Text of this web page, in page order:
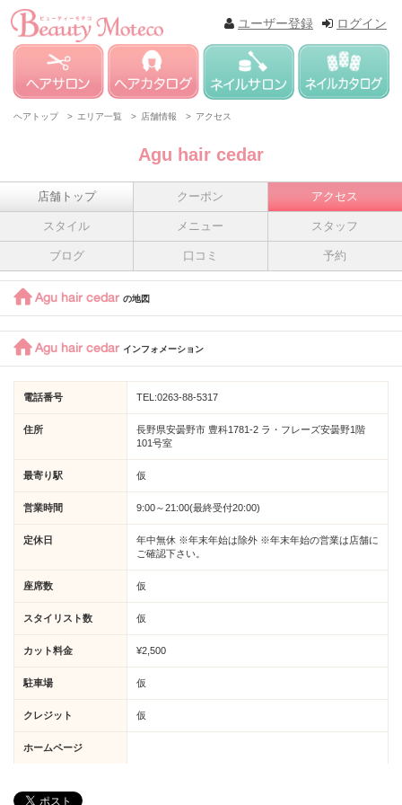
ログイン
ユーザー登録
ヘアトップ > エリア一覧 > 店舗情報 > アクセス
Agu hair cedar
店舗トップ クーポン アクセス
スタイル メニュー スタッフ
ブログ 口コミ 予約
Agu hair cedar の地図
Agu hair cedar インフォメーション
電話番号 TEL:0263-88-5317
住所
長野県安曇野市 豊科1781-2 ラ・フレーズ安曇野1階
101号室
最寄り駅 仮
営業時間 9:00～21:00(最終受付20:00)
定休日
年中無休 ※年末年始は除外 ※年末年始の営業は店舗に
ご確認下さい。
座席数 仮
スタイリスト数 仮
カット料金 ¥2,500
駐車場 仮
クレジット 仮
ホームページ